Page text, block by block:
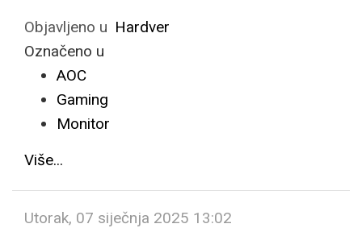
Objavljeno u Hardver
Označeno u
AOC
Gaming
Monitor
Više...
Utorak, 07 siječnja 2025 13:02